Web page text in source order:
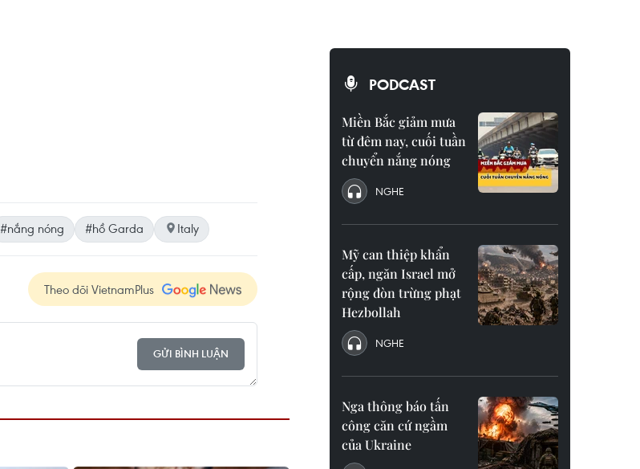
#nắng nóng #hồ Garda Italy
Theo dõi VietnamPlus
GỬI BÌNH LUẬN
PODCAST
Miền Bắc giảm mưa
từ đêm nay, cuối tuần
chuyển nắng nóng
NGHE
Mỹ can thiệp khẩn
cấp, ngăn Israel mở
rộng đòn trừng phạt
Hezbollah
NGHE
Nga thông báo tấn
công căn cứ ngầm
của Ukraine